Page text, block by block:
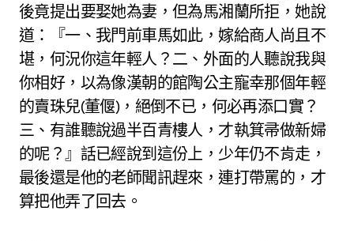
後竟提出要娶她為妻，但為馬湘蘭所拒，她說
道：『一、我門前車馬如此，嫁給商人尚且不
堪，何況你這年輕人？二、外面的人聽說我與
你相好，以為像漢朝的館陶公主寵幸那個年輕
的賣珠兒(董偃)，絕倒不已，何必再添口實？
三、有誰聽說過半百青樓人，才執箕帚做新婦
的呢？』話已經說到這份上，少年仍不肯走，
最後還是他的老師聞訊趕來，連打帶罵的，才
算把他弄了回去。